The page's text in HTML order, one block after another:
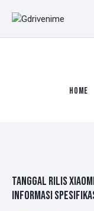
HOME
TANGGAL RILIS
INFORMASI